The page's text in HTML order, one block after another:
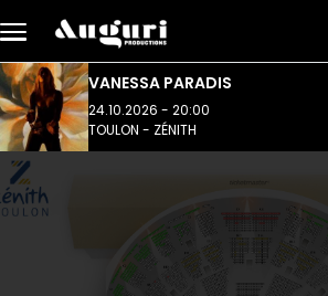
VANESSA PARADIS
24.10.2026 - 20:00
TOULON - ZÉNITH